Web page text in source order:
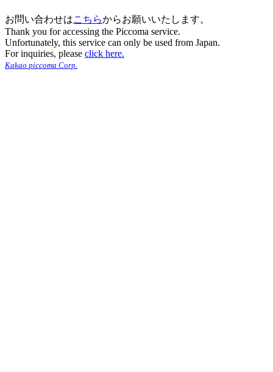
お問い合わせはこちらからお願いいたします。
Thank you for accessing the Piccoma service.
Unfortunately, this service can only be used from Japan.
For inquiries, please click here.
Kakao piccoma Corp.